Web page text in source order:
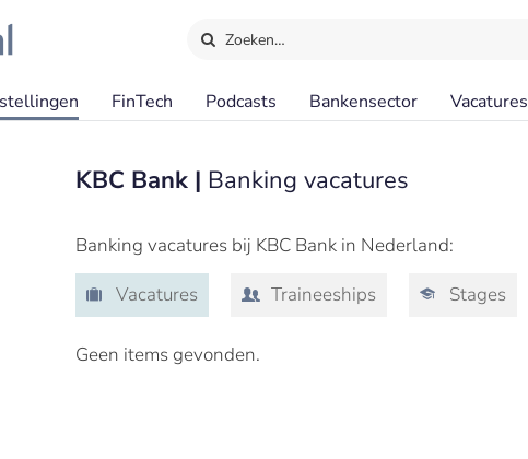
Zoeken…
FinTech Podcasts Bankensector Vacatures
KBC Bank | Banking vacatures
Banking vacatures bij KBC Bank in Nederland:
Vacatures
Traineeships Stages
Geen items gevonden.